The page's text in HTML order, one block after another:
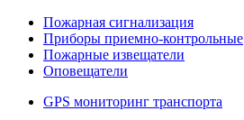
Пожарная сигнализация
Приборы приемно-контрольные
Пожарные извещатели
Оповещатели
GPS мониторинг транспорта